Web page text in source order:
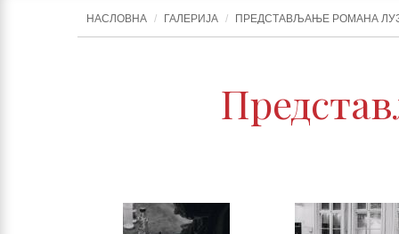
НАСЛОВНА ГАЛЕРИЈА ПРЕДСТАВЉАЊЕ РОМАНА